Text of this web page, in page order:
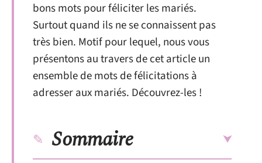
bons mots pour féliciter les mariés.
Surtout quand ils ne se connaissent pas
très bien. Motif pour lequel, nous vous
présentons au travers de cet article un
ensemble de mots de félicitations à
adresser aux mariés. Découvrez-les !
Sommaire